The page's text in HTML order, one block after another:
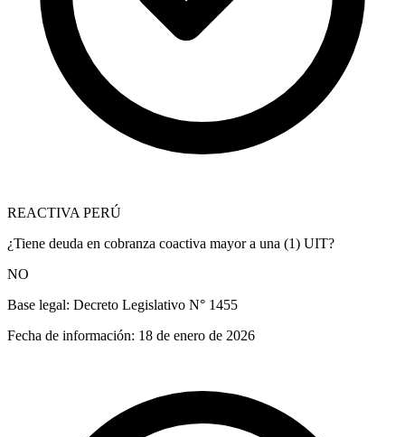
REACTIVA PERÚ
¿Tiene deuda en cobranza coactiva mayor a una (1) UIT?
NO
Base legal: Decreto Legislativo N° 1455
Fecha de información: 18 de enero de 2026